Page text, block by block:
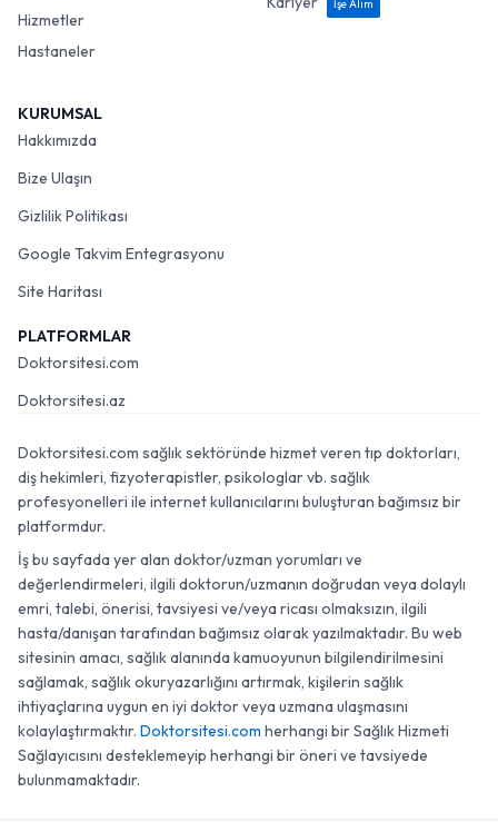
Hizmetler
Hastaneler
İşe Alım
KURUMSAL
Hakkımızda
Bize Ulaşın
Gizlilik Politikası
Google Takvim Entegrasyonu
Site Haritası
PLATFORMLAR
Doktorsitesi.com
Doktorsitesi.az
Doktorsitesi.com sağlık sektöründe hizmet veren tıp doktorları,
diş hekimleri, fizyoterapistler, psikologlar vb. sağlık
profesyonelleri ile internet kullanıcılarını buluşturan bağımsız bir
platformdur.
İş bu sayfada yer alan doktor/uzman yorumları ve
değerlendirmeleri, ilgili doktorun/uzmanın doğrudan veya dolaylı
emri, talebi, önerisi, tavsiyesi ve/veya ricası olmaksızın, ilgili
hasta/danışan tarafından bağımsız olarak yazılmaktadır. Bu web
sitesinin amacı, sağlık alanında kamuoyunun bilgilendirilmesini
sağlamak, sağlık okuryazarlığını artırmak, kişilerin sağlık
ihtiyaçlarına uygun en iyi doktor veya uzmana ulaşmasını
kolaylaştırmaktır. Doktorsitesi.com herhangi bir Sağlık Hizmeti
Sağlayıcısını desteklemeyip herhangi bir öneri ve tavsiyede
bulunmamaktadır.